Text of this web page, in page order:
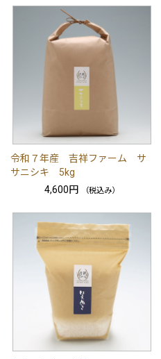
令和７年産 吉祥ファーム サ
サニシキ 5kg
4,600円
（税込み）